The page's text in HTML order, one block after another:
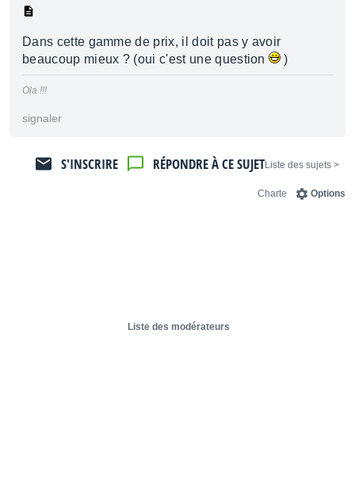
Dans cette gamme de prix, il doit pas y avoir
beaucoup mieux ? (oui c'est une question
)
Ola !!!
signaler
< Liste des sujets
RÉPONDRE À CE SUJET
S'INSCRIRE
Options
Charte
Liste des modérateurs